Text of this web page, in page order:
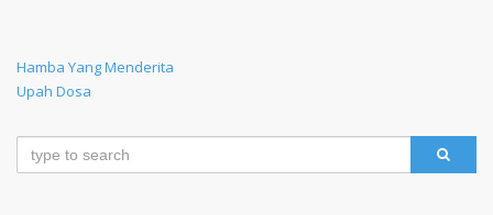
Post
navigation
Previous
Post
Hamba Yang Menderita
Next
Upah Dosa